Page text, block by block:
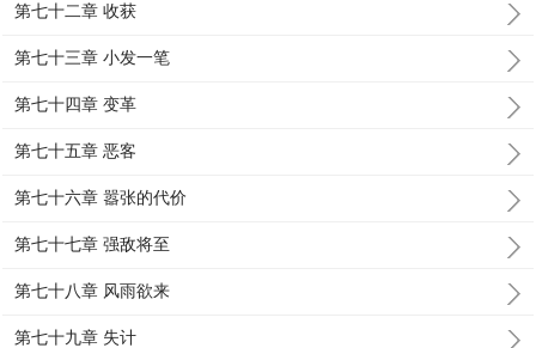
第七十二章 收获
第七十三章 小发一笔
第七十四章 变革
第七十五章 恶客
第七十六章 嚣张的代价
第七十七章 强敌将至
第七十八章 风雨欲来
第七十九章 失计